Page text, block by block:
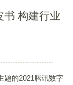
书 构建行业
的2021腾讯数字